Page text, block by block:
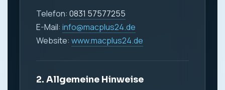
Telefon: 0831 57577255
E-Mail: info@macplus24.de
Website: www.macplus24.de
2. Allgemeine Hinweise